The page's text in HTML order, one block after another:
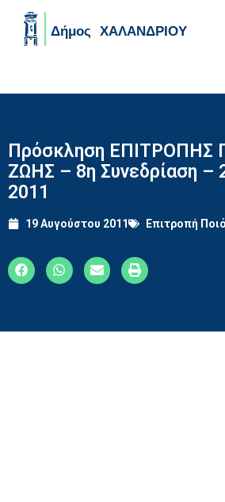
Πρόσκληση ΕΠΙΤΡΟΠΗΣ
ΖΩΗΣ – 8η Συνεδρίαση –
2011
19 Αυγούστου 2011 Επιτροπή